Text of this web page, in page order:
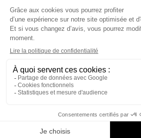
jusqu'au Vendredi à 09:30
Rougier et Plé 2024 Copyright
Mentions légales
Conditions générales des ventes
Données personnelles
Paiement sécurisé